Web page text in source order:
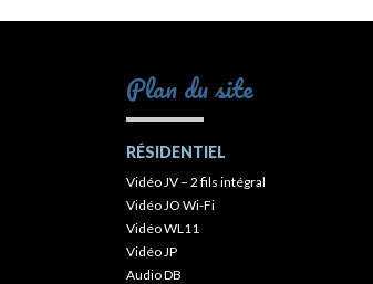
Plan du site
RÉSIDENTIEL
Vidéo JV – 2 fils intégral
Vidéo JO Wi-Fi
Vidéo WL11
Vidéo JP
Audio DB